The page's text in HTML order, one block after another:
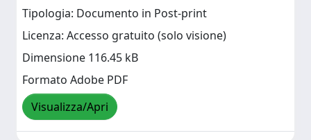
Tipologia: Documento in Post-print
Licenza: Accesso gratuito (solo visione)
Dimensione 116.45 kB
Formato Adobe PDF
Visualizza/Apri